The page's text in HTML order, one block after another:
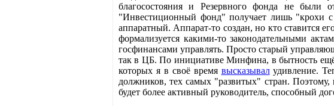
благосостояния и Резервного фонда не были
"Инвестиционный фонд" получает лишь "крохи с
аппаратный. Аппарат-то создан, но кто ставится
формализуется какими-то законодательными
госфинансами управлять. Просто старый
так в ЦБ. По инициативе Минфина, в бытность ещё
которых я в своё время высказывалудивление.
должников, тех самых "развитых" стран. Поэтому,
будет более активный руководитель, способный